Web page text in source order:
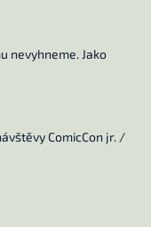
nevyhneme. Jako
ComicCon jr. /